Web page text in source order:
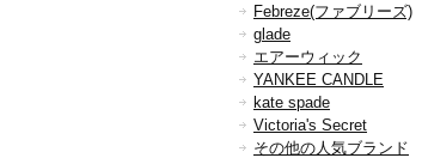
Febreze(ファブリーズ)
glade
エアーウィック
YANKEE CANDLE
kate spade
Victoria's Secret
その他の人気ブランド